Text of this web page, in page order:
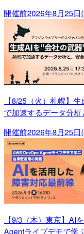
開催前2026年8月25日
【8/25（火）札幌】
で加速するデータ分
開催前2026年8月25日
【9/3（木）東京】AI
Agentライブデモで学